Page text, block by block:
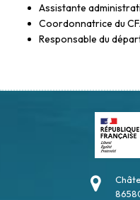
Assistante
Coordonnatrice du
Responsable du